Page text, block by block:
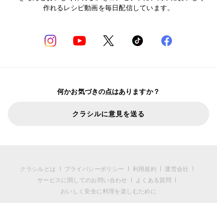
作れるレシピ動画を毎日配信しています。
何かお気づきの点はありますか？
クラシルに意見を送る
クラシルとは プライバシーポリシー 利用規約
運営会社
サービスに関してのお問い合わせ
よくある質問
おいしく安全に料理を楽しむために